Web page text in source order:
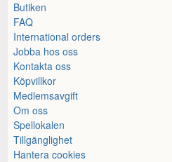
Butiken
FAQ
International orders
Jobba hos oss
Kontakta oss
Köpvillkor
Medlemsavgift
Om oss
Spellokalen
Tillgänglighet
Hantera cookies